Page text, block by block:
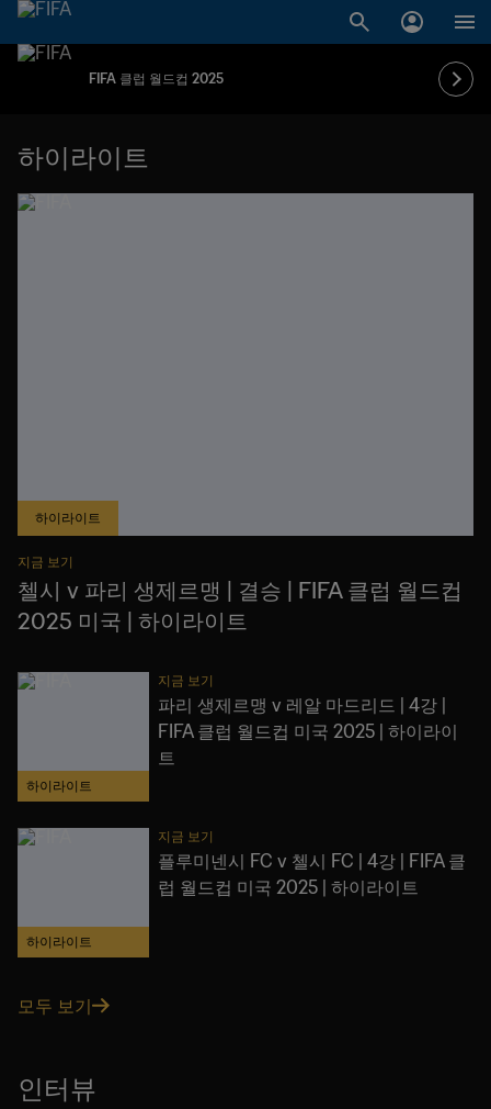
FIFA 클럽 월드컵 2025
하이라이트
하이라이트
지금 보기
첼시 v 파리 생제르맹 | 결승 | FIFA 클럽 월드컵
2025 미국 | 하이라이트
하이라이트
지금 보기
파리 생제르맹 v 레알 마드리드 | 4강 |
FIFA 클럽 월드컵 미국 2025 | 하이라이
트
하이라이트
지금 보기
플루미넨시 FC v 첼시 FC | 4강 | FIFA 클
럽 월드컵 미국 2025 | 하이라이트
모두 보기
인터뷰